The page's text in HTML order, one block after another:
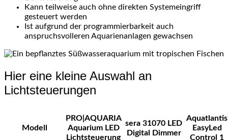
Kann teilweise auch ohne direkten Systemeingriff
gesteuert werden
Ist aufgrund der programmierbarkeit auch
anspruchsvolleren Aquarienanlagen gewachsen
Hier eine kleine Auswahl an
Lichtsteuerungen
Modell
PRO|AQUARIA
Aquarium LED
Lichtsteuerung
sera 31070 LED
Digital Dimmer
Aquatlantis
EasyLed
Control 1